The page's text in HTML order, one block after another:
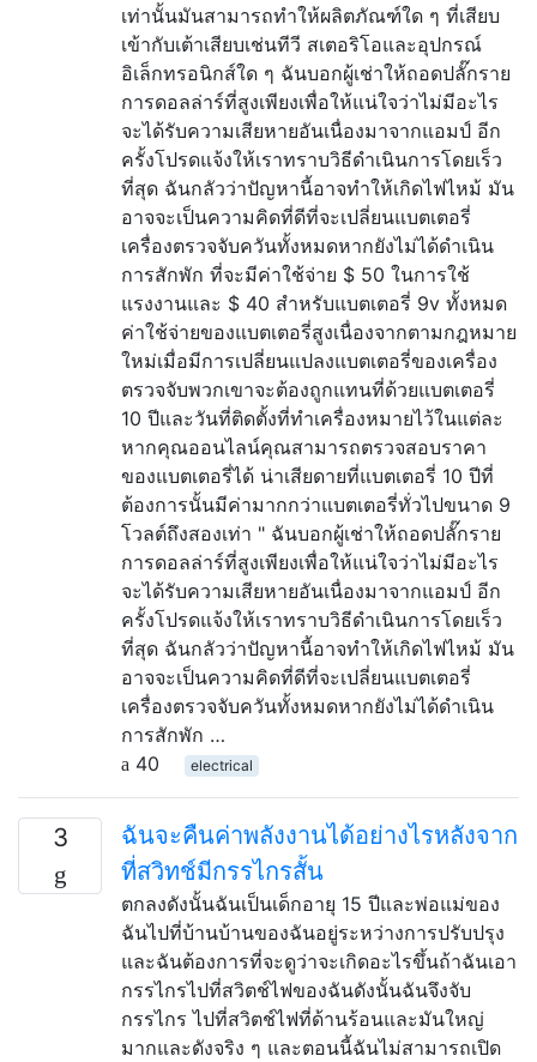
เท่านั้นมันสามารถทำให้ผลิตภัณฑ์ใด ๆ ที่เสียบ
เข้ากับเต้าเสียบเช่นทีวี สเตอริโอและอุปกรณ์
อิเล็กทรอนิกส์ใด ๆ ฉันบอกผู้เช่าให้ถอดปลั๊กราย
การดอลล่าร์ที่สูงเพียงเพื่อให้แน่ใจว่าไม่มีอะไร
จะได้รับความเสียหายอันเนื่องมาจากแอมป์ อีก
ครั้งโปรดแจ้งให้เราทราบวิธีดำเนินการโดยเร็ว
ที่สุด ฉันกลัวว่าปัญหานี้อาจทำให้เกิดไฟไหม้ มัน
อาจจะเป็นความคิดที่ดีที่จะเปลี่ยนแบตเตอรี่
เครื่องตรวจจับควันทั้งหมดหากยังไม่ได้ดำเนิน
การสักพัก ที่จะมีค่าใช้จ่าย $ 50 ในการใช้
แรงงานและ $ 40 สำหรับแบตเตอรี่ 9v ทั้งหมด
ค่าใช้จ่ายของแบตเตอรี่สูงเนื่องจากตามกฎหมาย
ใหม่เมื่อมีการเปลี่ยนแปลงแบตเตอรี่ของเครื่อง
ตรวจจับพวกเขาจะต้องถูกแทนที่ด้วยแบตเตอรี่
10 ปีและวันที่ติดตั้งที่ทำเครื่องหมายไว้ในแต่ละ
หากคุณออนไลน์คุณสามารถตรวจสอบราคา
ของแบตเตอรี่ได้ น่าเสียดายที่แบตเตอรี่ 10 ปีที่
ต้องการนั้นมีค่ามากกว่าแบตเตอรี่ทั่วไปขนาด 9
โวลต์ถึงสองเท่า " ฉันบอกผู้เช่าให้ถอดปลั๊กราย
การดอลล่าร์ที่สูงเพียงเพื่อให้แน่ใจว่าไม่มีอะไร
จะได้รับความเสียหายอันเนื่องมาจากแอมป์ อีก
ครั้งโปรดแจ้งให้เราทราบวิธีดำเนินการโดยเร็ว
ที่สุด ฉันกลัวว่าปัญหานี้อาจทำให้เกิดไฟไหม้ มัน
อาจจะเป็นความคิดที่ดีที่จะเปลี่ยนแบตเตอรี่
เครื่องตรวจจับควันทั้งหมดหากยังไม่ได้ดำเนิน
การสักพัก …
40
electrical
3
ฉันจะคืนค่าพลังงานได้อย่างไรหลังจาก
ที่สวิทช์มีกรรไกรสั้น
ตกลงดังนั้นฉันเป็นเด็กอายุ 15 ปีและพ่อแม่ของ
ฉันไปที่บ้านบ้านของฉันอยู่ระหว่างการปรับปรุง
และฉันต้องการที่จะดูว่าจะเกิดอะไรขึ้นถ้าฉันเอา
กรรไกรไปที่สวิตช์ไฟของฉันดังนั้นฉันจึงจับ
กรรไกร ไปที่สวิตช์ไฟที่ด้านร้อนและมันใหญ่
มากและดังจริง ๆ และตอนนี้ฉันไม่สามารถเปิด